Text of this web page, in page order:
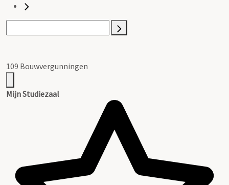
109 Bouwvergunningen
Mijn Studiezaal